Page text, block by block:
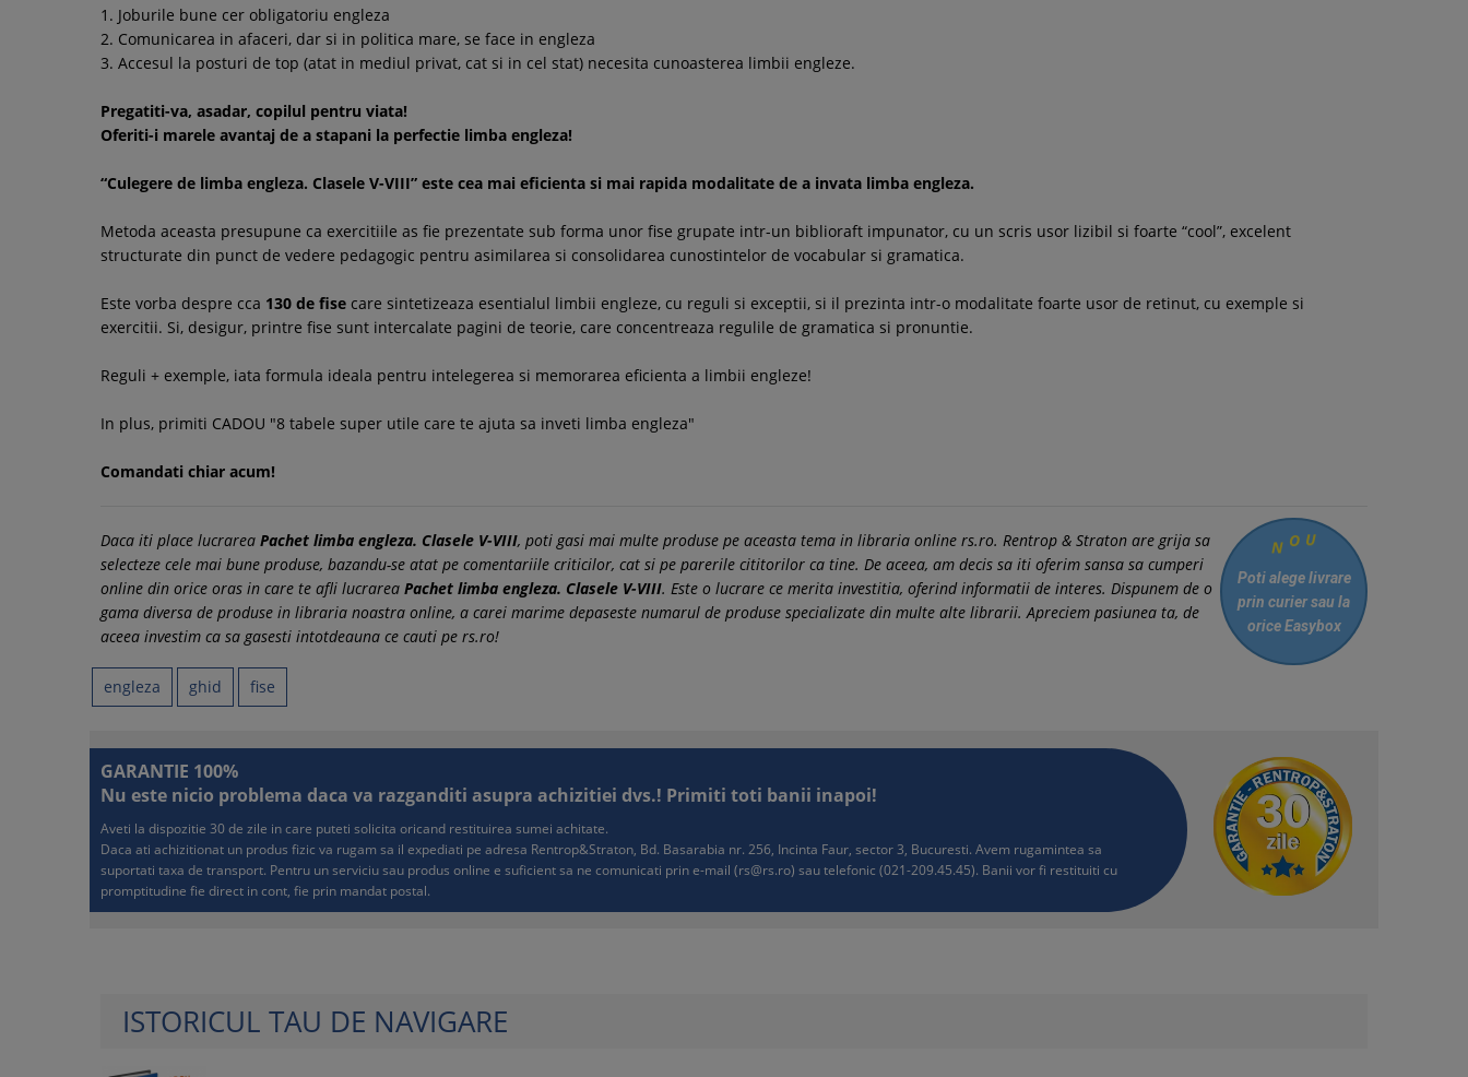
1. Joburile bune cer obligatoriu engleza
2. Comunicarea in afaceri, dar si in politica mare, se face in engleza
3. Accesul la posturi de top (atat in mediul privat, cat si in cel stat) necesita cunoasterea limbii engleze.
Pregatiti-va, asadar, copilul pentru viata!
Oferiti-i marele avantaj de a stapani la perfectie limba engleza!
“Culegere de limba engleza. Clasele V-VIII” este cea mai eficienta si mai rapida modalitate de a invata limba engleza.
Metoda aceasta presupune ca exercitiile as fie prezentate sub forma unor fise grupate intr-un biblioraft impunator, cu un scris usor lizibil si foarte “cool”, excelent
structurate din punct de vedere pedagogic pentru asimilarea si consolidarea cunostintelor de vocabular si gramatica.
Este vorba despre cca 130 de fise care sintetizeaza esentialul limbii engleze, cu reguli si exceptii, si il prezinta intr-o modalitate foarte usor de retinut, cu exemple si
exercitii. Si, desigur, printre fise sunt intercalate pagini de teorie, care concentreaza regulile de gramatica si pronuntie.
Reguli + exemple, iata formula ideala pentru intelegerea si memorarea eficienta a limbii engleze!
In plus, primiti CADOU "8 tabele super utile care te ajuta sa inveti limba engleza"
Comandati chiar acum!
Daca iti place lucrarea Pachet limba engleza. Clasele V-VIII, poti gasi mai multe produse pe aceasta tema in libraria online rs.ro. Rentrop & Straton are grija sa
selecteze cele mai bune produse, bazandu-se atat pe comentariile criticilor, cat si pe parerile cititorilor ca tine. De aceea, am decis sa iti oferim sansa sa cumperi
online din orice oras in care te afli lucrarea Pachet limba engleza. Clasele V-VIII. Este o lucrare ce merita investitia, oferind informatii de interes. Dispunem de o
gama diversa de produse in libraria noastra online, a carei marime depaseste numarul de produse specializate din multe alte librarii. Apreciem pasiunea ta, de
aceea investim ca sa gasesti intotdeauna ce cauti pe rs.ro!
N O U
Poti alege livrare
prin curiersau la
orice Easybox
engleza ghid fise
GARANTIE 100%
Nu este nicio problema daca va razganditi asupra achizitiei dvs.! Primiti toti banii inapoi!
Aveti la dispozitie 30 de zile in care puteti solicita oricand restituirea sumei achitate.
Daca ati achizitionat un produs fizic va rugam sa il expediati pe adresa Rentrop&Straton, Bd. Basarabia nr. 256, Incinta Faur, sector 3, Bucuresti. Avem rugamintea sa
suportati taxa de transport. Pentru un serviciu sau produs online e suficient sa ne comunicati prin e-mail (rs@rs.ro) sau telefonic (021-209.45.45). Banii vor fi restituiti cu
promptitudine fie direct in cont, fie prin mandat postal.
ISTORICUL TAU DE NAVIGARE